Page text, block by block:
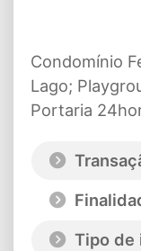
Condomínio
Lago;
Portaria
Tipo de